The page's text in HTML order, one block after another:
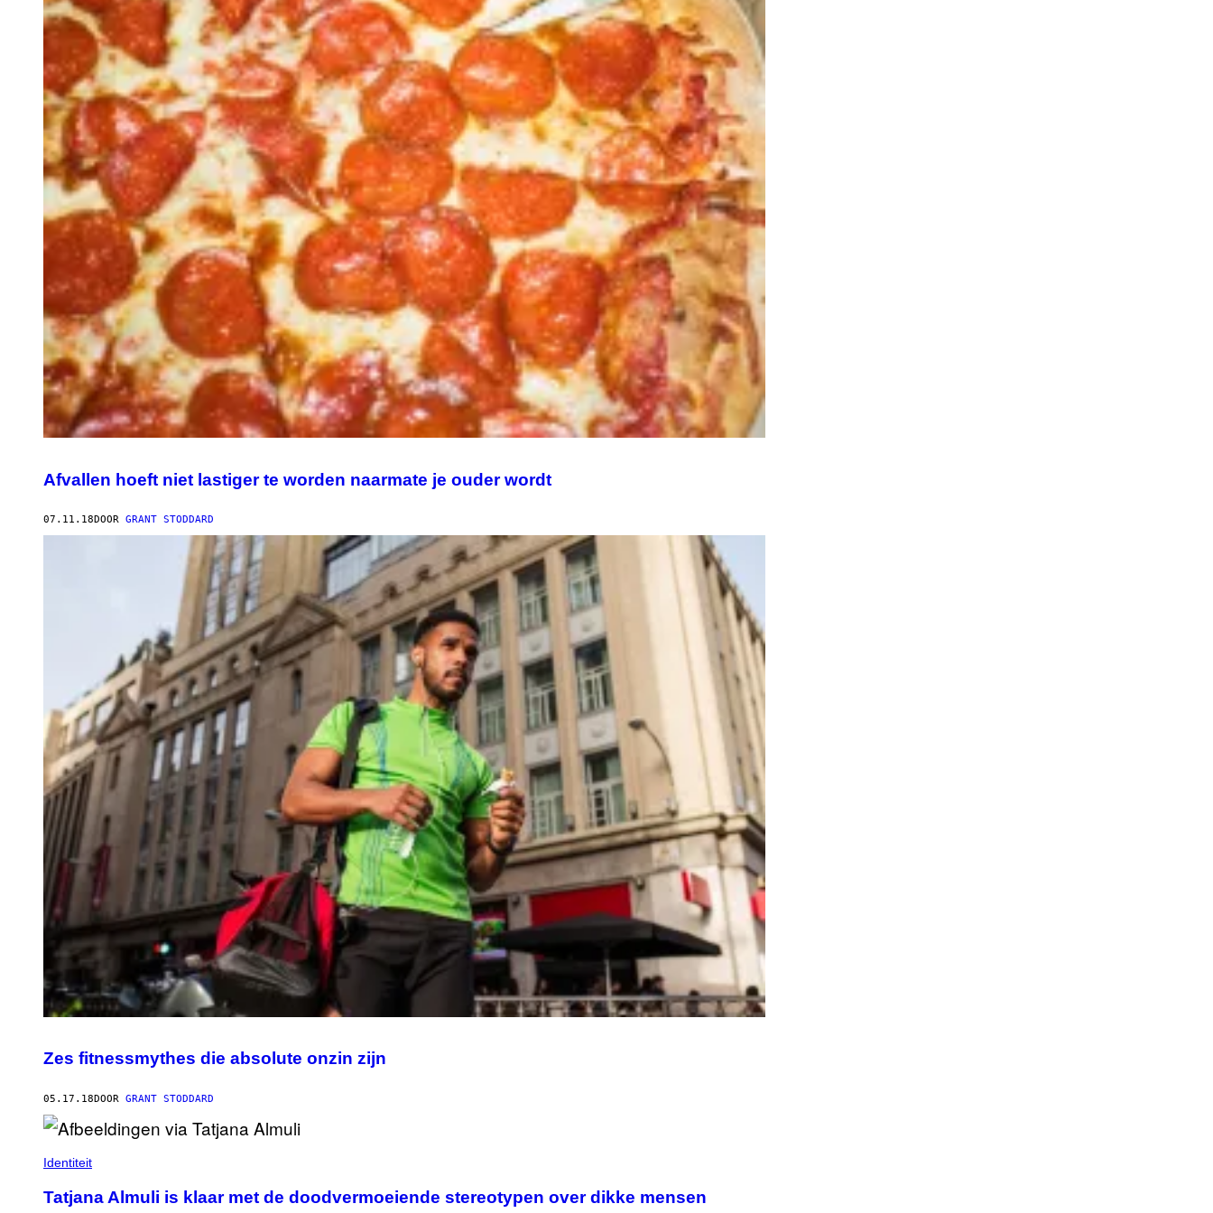
Afvallen hoeft niet lastiger te worden naarmate je ouder wordt
07.11.18DOOR GRANT STODDARD
Zes fitnessmythes die absolute onzin zijn
05.17.18DOOR GRANT STODDARD
Identiteit
Tatjana Almuli is klaar met de doodvermoeiende stereotypen over dikke mensen